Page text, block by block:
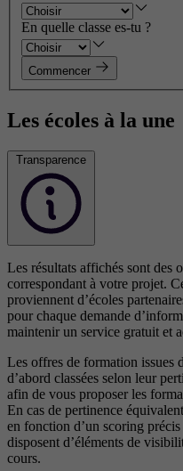
En quelle classe es-tu ?
Commencer
Les écoles à la une
Transparence
Les résultats affichés sont des
correspondant à votre projet.
proviennent d’écoles
pour chaque demande
maintenir un service gratuit et
Les offres de formation issues
d’abord classées selon leur
afin de vous proposer les
En cas de pertinence
en fonction d’un scoring
disposent d’éléments de
cours.